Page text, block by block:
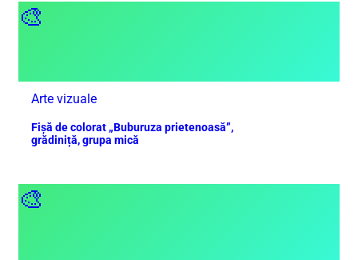
🎨
Arte vizuale
Fișă de colorat „Buburuza prietenoasă”,
grădiniță, grupa mică
🎨